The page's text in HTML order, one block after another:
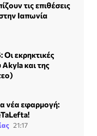
τις επιθέσεις
Ιαπωνία
εκρηκτικές
Akyla και της
νέα εφαρμογή:
21:17